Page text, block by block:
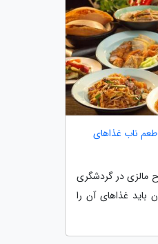
ناب غذاهای
مالزی در گردشگری
غذاهای آن را